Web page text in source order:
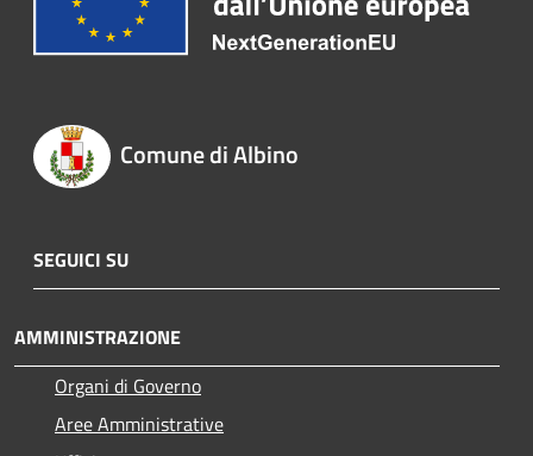
Comune di Albino
SEGUICI SU
AMMINISTRAZIONE
Organi di Governo
Aree Amministrative